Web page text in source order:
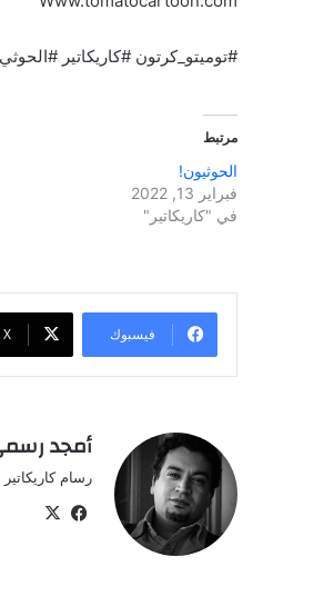
#توميتو_كرتون #كاريكاتير
مرتبط
الحوثيون!
فبراير 13, 2022
في "كاريكاتير"
فيسبوك ‫X
أمجد
رسام
فيسبوك